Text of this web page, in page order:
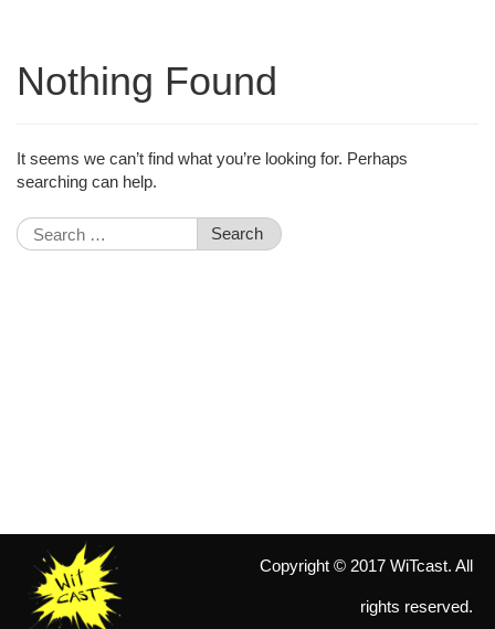
Nothing Found
It seems we can’t find what you’re looking for. Perhaps
searching can help.
Search
for:
Copyright © 2017 WiTcast. All
rights reserved.